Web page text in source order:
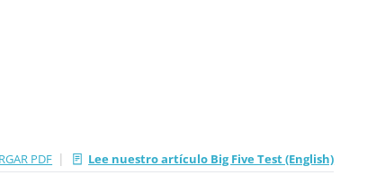
PDF | Lee nuestro artículo Big Five Test (English)